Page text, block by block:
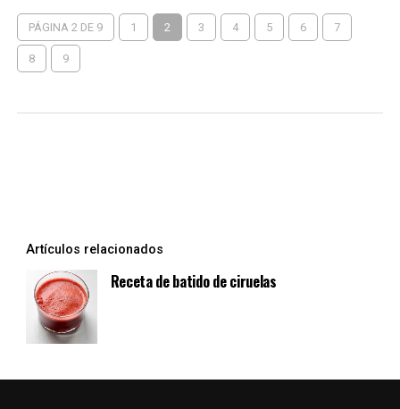
PÁGINA 2 DE 9 1 2 3 4 5 6 7
8 9
Artículos relacionados
Receta de batido de ciruelas